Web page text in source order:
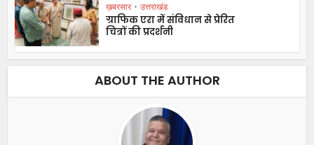
ख़बरसार • उत्तराखंड
ग्राफिक एरा में संविधान से प्रेरित
चित्रों की प्रदर्शनी
ABOUT THE AUTHOR